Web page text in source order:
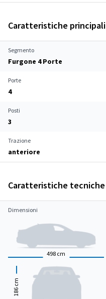
Caratteristiche principali
Segmento
Furgone 4 Porte
Porte
4
Posti
3
Trazione
anteriore
Caratteristiche tecniche
Dimensioni
498 cm
186
cm